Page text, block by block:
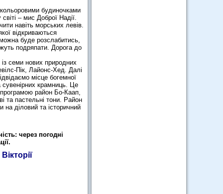
будиночками
– мис Доброї Надії.
навіть морських левів.
відкриваються
буде розслабитись,
подряпати. Дорога до
семи нових природних
Пік, Лайонс-Хед. Далі
місце богемної
сувенірних крамниць. Це
програмою район Бо-Каап,
та пастельні тони. Район
на діловий та історичний
через погодні